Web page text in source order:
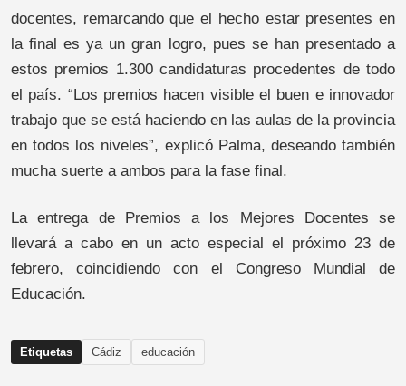
docentes, remarcando que el hecho estar presentes en
la final es ya un gran logro, pues se han presentado a
estos premios 1.300 candidaturas procedentes de todo
el país. “Los premios hacen visible el buen e innovador
trabajo que se está haciendo en las aulas de la provincia
en todos los niveles”, explicó Palma, deseando también
mucha suerte a ambos para la fase final.
La entrega de Premios a los Mejores Docentes se
llevará a cabo en un acto especial el próximo 23 de
febrero, coincidiendo con el Congreso Mundial de
Educación.
Etiquetas Cádiz educación